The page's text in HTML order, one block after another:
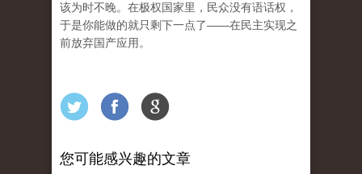
该为时不晚。在极权国家里，民众没有语话权，
于是你能做的就只剩下一点了——在民主实现之
前放弃国产应用 。
您可能感兴趣的文章